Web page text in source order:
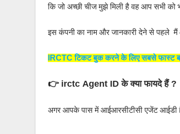
कि जो अच्छी चीज मुझे मिली है वह आप सभी को
इस कंपनी का नाम और जानकारी देने से पहले मैं
IRCTC टिकट बुक करने के लिए सबसे फास्ट
👉 irctc Agent ID के क्या फायदे हैं ?
अगर आपके पास में आईआरसीटीसी एजेंट आईडी